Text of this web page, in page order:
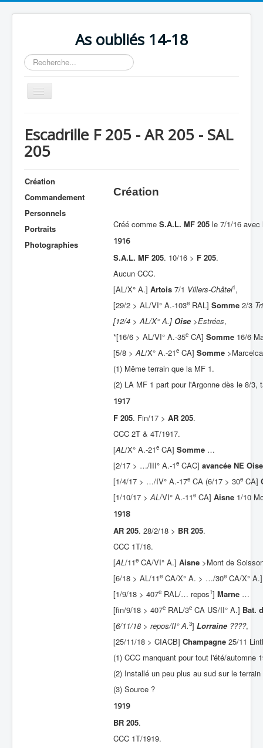
As oubliés 14-18
Rechercher
Basculer
la
Chronologie
Escadrilles
Organisation
Avions
Personnels
Formation
Escadrille F 205 - AR 205 - SAL
205
Création
Commandement
Personnels
Portraits
Photographies
Création
Créé comme S.A.L. MF 205 le 7/1/16
1916
S.A.L. MF 205. 10/16 > F 205.
Aucun CCC.
[AL/X° A.] Artois 7/1 Villers-Châtel1,
[29/2 > AL/VI° A.-103e RAL] Somme 2/3
[12/4 > AL/X° A.] Oise >Estrées,
*[16/6 > AL/VI° A.-35e CA] Somme 16/6
[5/8 >AL/X° A.-21e CA] Somme
(1) Même terrain que la MF 1.
(2) LA MF 1 part pour l'Argonne dès le 8/
1917
F 205. Fin/17 > AR 205.
CCC 2T & 4T/1917.
[AL/X° A.-21e CA] Somme …
[2/17 > …/III° A.-1e CAC] avancée NE Oise
[1/4/17 > …/IV° A.-17e CA (6/17 > 30e CA]
[1/10/17 >AL/VI° A.-11e CA] Aisne 1/10
1918
AR 205. 28/2/18 > BR 205.
CCC 1T/18.
[AL/11e CA/VI° A.] Aisne >Mont de
[6/18 > AL/11e CA/X° A. > …/30e CA/X°
[1/9/18 > 407e RAL/… repos1] Marne …
[fin/9/18 > 407e RAL/3e CA US/II° A.] Bat.
[6/11/18 > repos/II° A.3] Lorraine ????,
[25/11/18 > CIACB] Champagne 25/11
(1) CCC manquant pour tout l'été/automne
(2) Installé un peu plus au sud sur le
(3) Source ?
1919
BR 205.
CCC 1T/1919.